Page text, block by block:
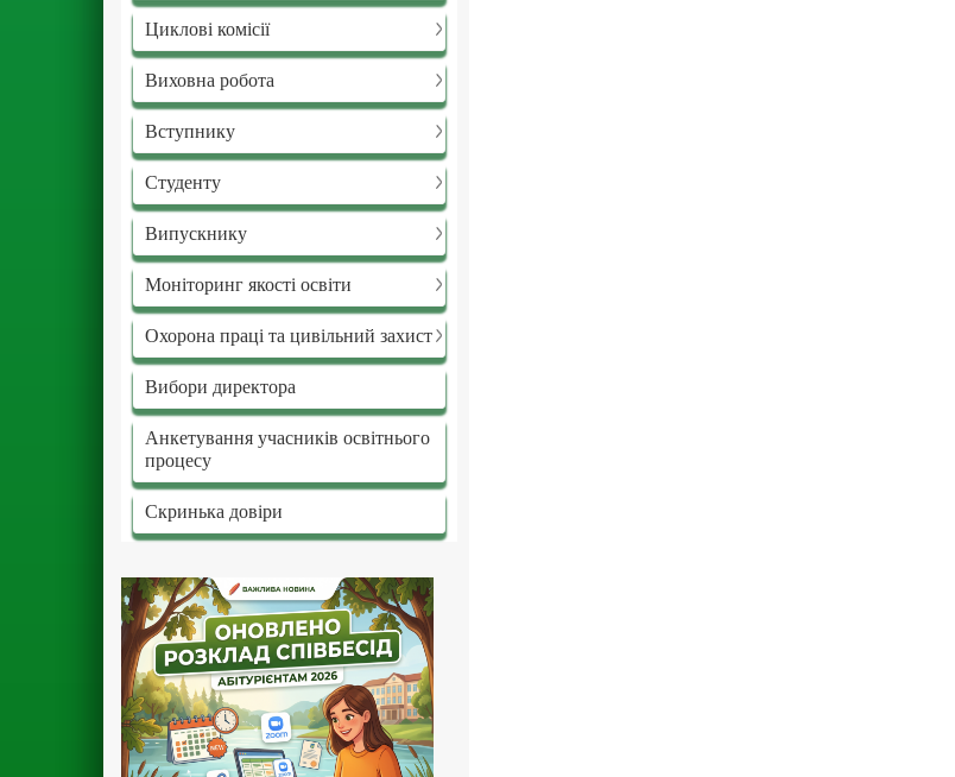
Циклові комісії
Виховна робота
Вступнику
Студенту
Випускнику
Моніторинг якості освіти
Охорона праці та цивільний захист
Вибори директора
Анкетування учасників освітнього
процесу
Скринька довіри